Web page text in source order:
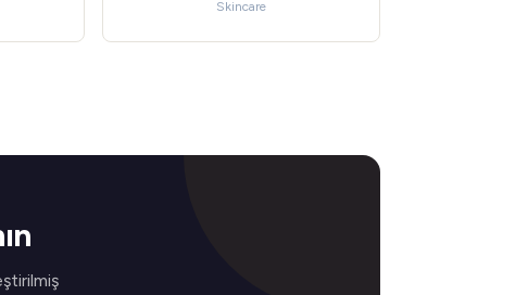
Skincare